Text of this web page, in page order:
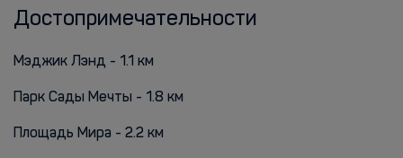
Достопримечательности
Мэджик Лэнд - 1.1 км
Парк Сады Мечты - 1.8 км
Площадь Мира - 2.2 км